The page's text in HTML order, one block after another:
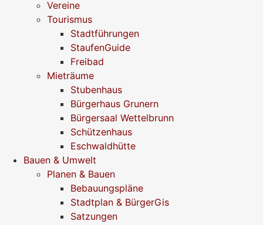
Vereine
Tourismus
Stadtführungen
StaufenGuide
Freibad
Mieträume
Stubenhaus
Bürgerhaus Grunern
Bürgersaal Wettelbrunn
Schützenhaus
Eschwaldhütte
Bauen & Umwelt
Planen & Bauen
Bebauungspläne
Stadtplan & BürgerGis
Satzungen